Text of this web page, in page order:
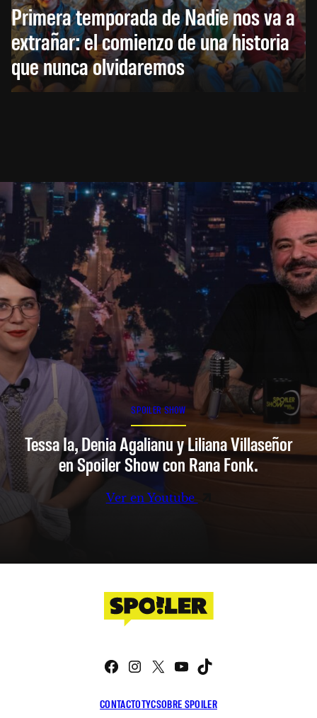
Primera temporada de Nadie nos va a
extrañar: el comienzo de una historia
que nunca olvidaremos
SPOILER SHOW
Tessa Ia, Denia Agalianu y Liliana Villaseñor
en Spoiler Show con Rana Fonk.
Ver en Youtube
CONTACTOTYCSOBRE SPOILER
Facebook
Instagram
X YouTube